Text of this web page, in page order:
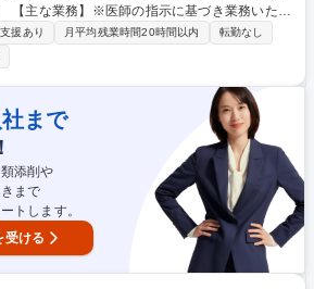
【主な業務】※医師の指示に基づき業務いただ
病床数：約60床（病棟数は3
（各病棟2名 計6名体制）※夜勤回数は相談可
感謝の言葉をいただけることもあります 【変
援あり 月平均残業時間20時間以内
転勤なし
社まで
添削や
まで
トします。
受ける